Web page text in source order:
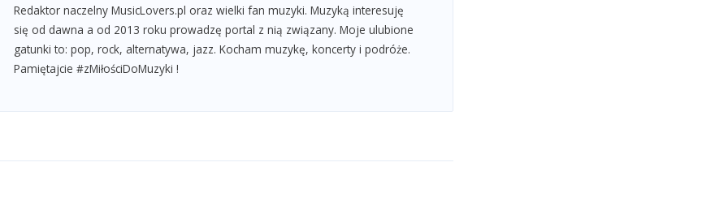
Redaktor naczelny MusicLovers.pl oraz wielki fan muzyki. Muzyką interesuję
się od dawna a od 2013 roku prowadzę portal z nią związany. Moje ulubione
gatunki to: pop, rock, alternatywa, jazz. Kocham muzykę, koncerty i podróże.
Pamiętajcie #zMiłościDoMuzyki !